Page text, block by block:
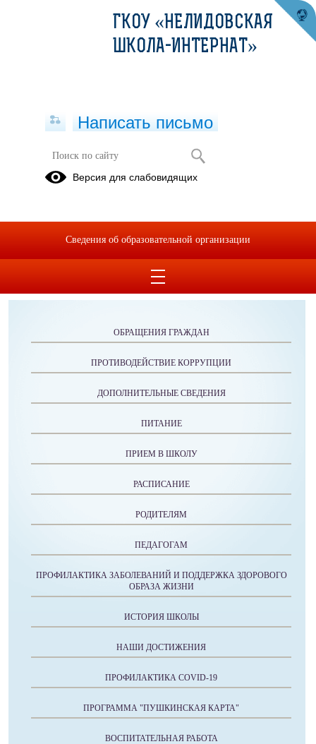
Профилактика COVID-19
ОБРАЩЕНИЯ ГРАЖДАН
ПРОТИВОДЕЙСТВИЕ КОРРУПЦИИ
ДОПОЛНИТЕЛЬНЫЕ СВЕДЕНИЯ
ПИТАНИЕ
ПРИЕМ В ШКОЛУ
РАСПИСАНИЕ
РОДИТЕЛЯМ
ПЕДАГОГАМ
ПРОФИЛАКТИКА ЗАБОЛЕВАНИЙ И ПОДДЕРЖКА ЗДОРОВОГО
ОБРАЗА ЖИЗНИ
ИСТОРИЯ ШКОЛЫ
НАШИ ДОСТИЖЕНИЯ
ПРОФИЛАКТИКА COVID-19
ПРОГРАММА "ПУШКИНСКАЯ КАРТА"
ВОСПИТАТЕЛЬНАЯ РАБОТА
ГКОУ «НЕЛИДОВСКАЯ
ШКОЛА-ИНТЕРНАТ»
Написать письмо
Версия для слабовидящих
Сведения об образовательной организации